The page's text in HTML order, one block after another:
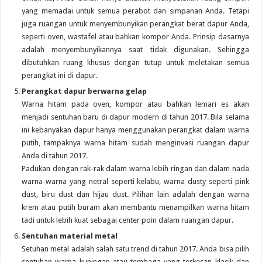
yang memadai untuk semua perabot dan simpanan Anda. Tetapi
juga ruangan untuk menyembunyikan perangkat berat dapur Anda,
seperti oven, wastafel atau bahkan kompor Anda. Prinsip dasarnya
adalah menyembunyikannya saat tidak digunakan. Sehingga
dibutuhkan ruang khusus dengan tutup untuk meletakan semua
perangkat ini di dapur.
Perangkat dapur berwarna gelap
Warna hitam pada oven, kompor atau bahkan lemari es akan
menjadi sentuhan baru di dapur modern di tahun 2017. Bila selama
ini kebanyakan dapur hanya menggunakan perangkat dalam warna
putih, tampaknya warna hitam sudah menginvasi ruangan dapur
Anda di tahun 2017.
Padukan dengan rak-rak dalam warna lebih ringan dan dalam nada
warna-warna yang netral seperti kelabu, warna dusty seperti pink
dust, biru dust dan hijau dust. Pilihan lain adalah dengan warna
krem atau putih buram akan membantu menampilkan warna hitam
tadi untuk lebih kuat sebagai center poin dalam ruangan dapur.
Sentuhan material metal
Setuhan metal adalah salah satu trend di tahun 2017. Anda bisa pilih